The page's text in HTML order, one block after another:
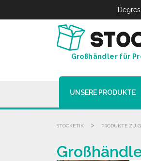
Großhändler für
UNSERE PRODUKTE
STOCKETIK > PRODUKTE ZU